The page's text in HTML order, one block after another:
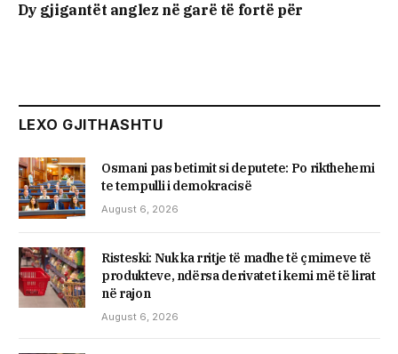
Dy gjigantët anglez në garë të fortë për
LEXO GJITHASHTU
Osmani pas betimit si deputete: Po rikthehemi
te tempulli i demokracisë
August 6, 2026
Risteski: Nuk ka rritje të madhe të çmimeve të
produkteve, ndërsa derivatet i kemi më të lirat
në rajon
August 6, 2026